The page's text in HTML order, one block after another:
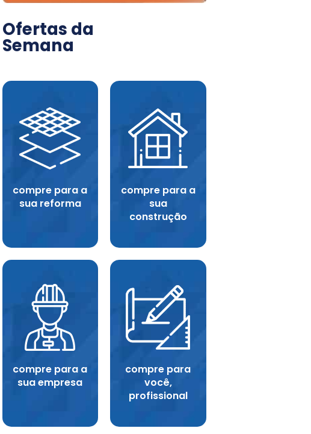
Ofertas da
Semana
compre para a
sua reforma
compre para a
sua
construção
compre para a
sua empresa
compre para
você,
profissional